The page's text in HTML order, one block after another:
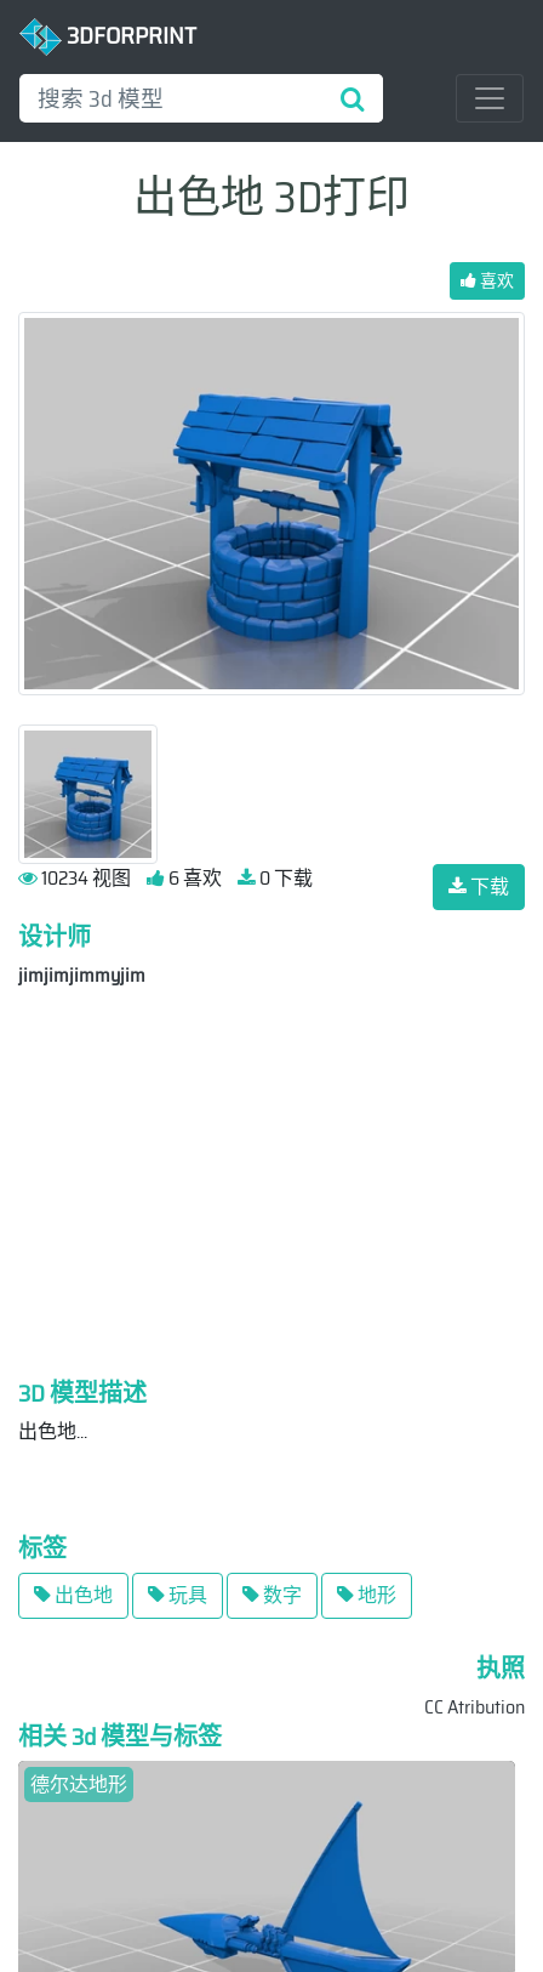
3DFORPRINT
出色地 3D打印
喜欢
10234 视图 6 喜欢 0 下载 下载
设计师
jimjimjimmyjim
3D 模型描述
出色地...
标签
出色地 玩具 数字 地形
执照
CC Atribution
相关 3d 模型与标签
德尔达地形